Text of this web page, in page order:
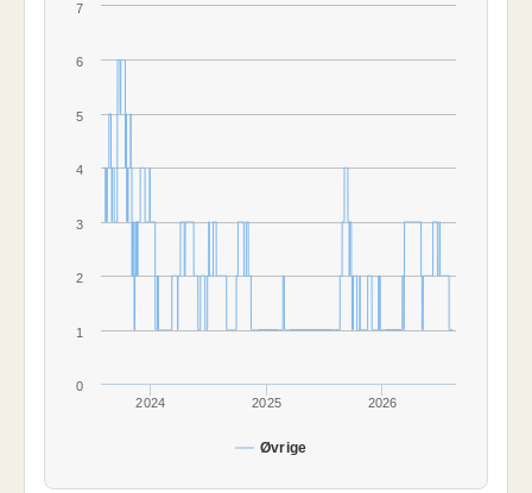
Øvrige
2024 2025 2026
0
1
2
3
4
5
6
7